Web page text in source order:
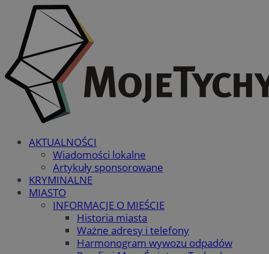
AKTUALNOŚCI
Wiadomości lokalne
Artykuły sponsorowane
KRYMINALNE
MIASTO
INFORMACJE O MIEŚCIE
Historia miasta
Ważne adresy i telefony
Harmonogram wywozu odpadów